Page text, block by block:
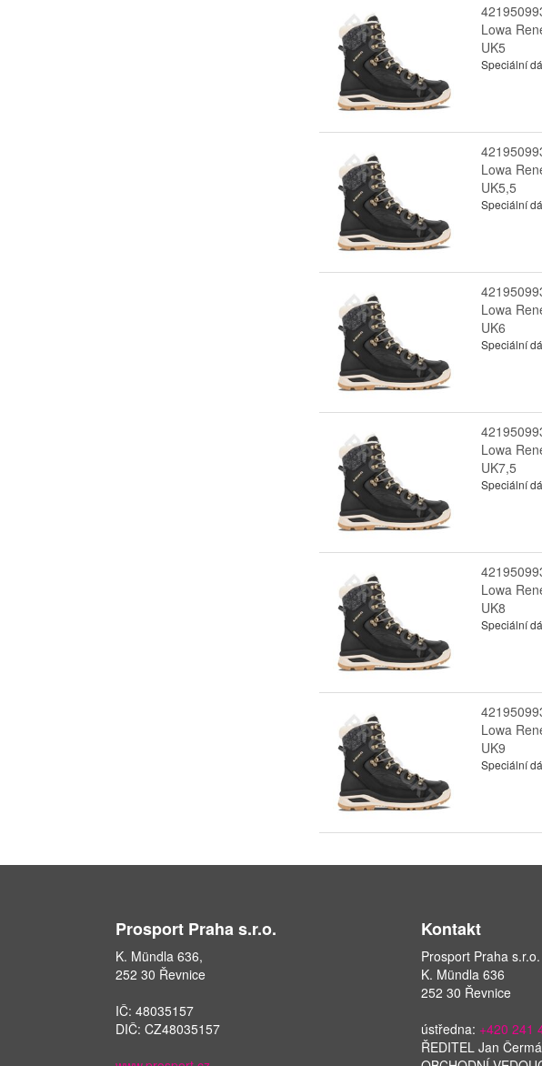
Lowa
UK5
Speciální
Lowa
UK5,5
Speciální
Lowa
UK6
Speciální
Lowa
UK7,5
Speciální
Lowa
UK8
Speciální
Lowa
UK9
Speciální
Prosport Praha s.r.o.
K. Mündla 636,
252 30 Řevnice
IČ: 48035157
DIČ: CZ48035157
Kontakt
Prosport Praha s.r.o.
K. Mündla 636
252 30 Řevnice
ústředna: +420 241
ŘEDITEL Jan